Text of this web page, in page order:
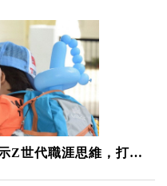
Z世代職涯思維，打造